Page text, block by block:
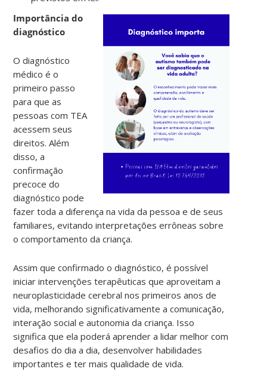
Importância do
diagnóstico
O diagnóstico
médico é o
primeiro passo
para que as
pessoas com TEA
acessem seus
direitos. Além
disso, a
confirmação
precoce do
diagnóstico pode
fazer toda a diferença na vida da pessoa e de seus
familiares, evitando interpretações errôneas sobre
o comportamento da criança.
Assim que confirmado o diagnóstico, é possível
iniciar intervenções terapêuticas que aproveitam a
neuroplasticidade cerebral nos primeiros anos de
vida, melhorando significativamente a comunicação,
interação social e autonomia da criança. Isso
significa que ela poderá aprender a lidar melhor com
desafios do dia a dia, desenvolver habilidades
importantes e ter mais qualidade de vida.